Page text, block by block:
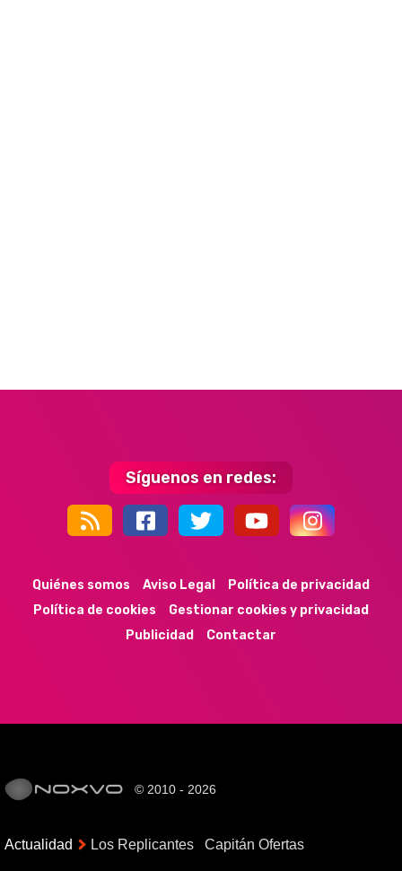
Síguenos en redes:
Quiénes somos Aviso Legal
Política de privacidad
Política de cookies
Gestionar cookies y privacidad
Publicidad
Contactar
© 2010 - 2026
Actualidad Los Replicantes Capitán Ofertas